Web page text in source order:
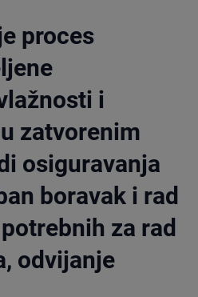
proces
i
zatvorenim
osiguravanja
boravak i rad
za rad
odvijanje